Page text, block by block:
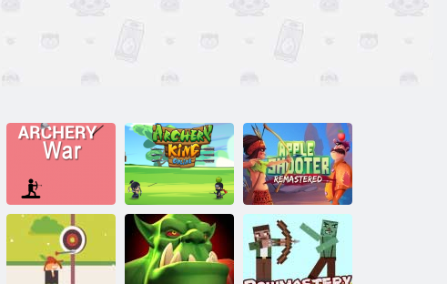
תותשקה תמחלמ
טנרטניאב ךלמה
תשקו ץח
Remastered
הרויה לפא